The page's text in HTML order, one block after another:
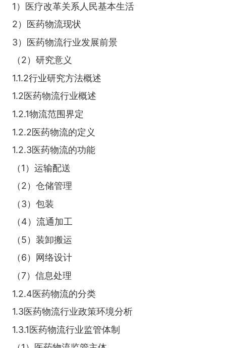
1）医疗改革关系人民基本生活
2）医药物流现状
3）医药物流行业发展前景
（2）研究意义
1.1.2行业研究方法概述
1.2医药物流行业概述
1.2.1物流范围界定
1.2.2医药物流的定义
1.2.3医药物流的功能
（1）运输配送
（2）仓储管理
（3）包装
（4）流通加工
（5）装卸搬运
（6）网络设计
（7）信息处理
1.2.4医药物流的分类
1.3医药物流行业政策环境分析
1.3.1医药物流行业监管体制